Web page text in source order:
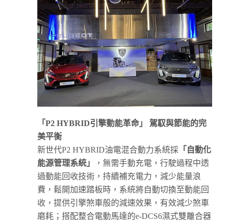
「P2 HYBRID引擎動能革命」
駕馭與節能的完
美平衡
新世代P2 HYBRID油電混合動力系統採 「 自動化
能源管理系統 」
，無需手動充電，行駛過程中透
過動能回收技術，持續補充電力，減少能量浪
費，鬆開加速踏板時，系統將自動切換至動能回
收，提供引擎煞車般的減速效果，有效減少煞車
磨耗；搭配整合電動馬達的e-DCS6濕式雙離合器